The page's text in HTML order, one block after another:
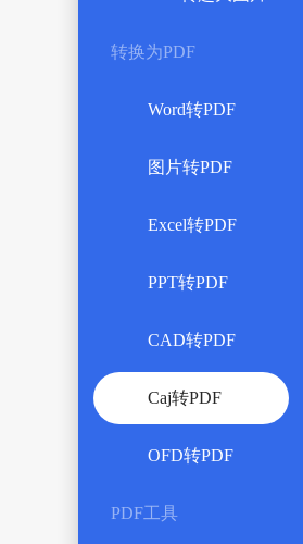
转换为PDF
Word转PDF
图片转PDF
Excel转PDF
PPT转PDF
CAD转PDF
Caj转PDF
OFD转PDF
PDF工具